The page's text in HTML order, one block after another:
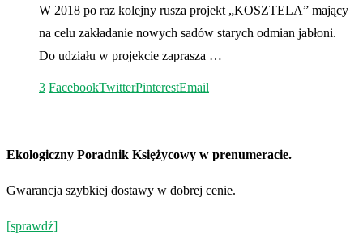
W 2018 po raz kolejny rusza projekt „KOSZTELA” mający
na celu zakładanie nowych sadów starych odmian jabłoni.
Do udziału w projekcie zaprasza …
3 FacebookTwitterPinterestEmail
Ekologiczny Poradnik Księżycowy w prenumeracie.
Gwarancja szybkiej dostawy w dobrej cenie.
[sprawdź]